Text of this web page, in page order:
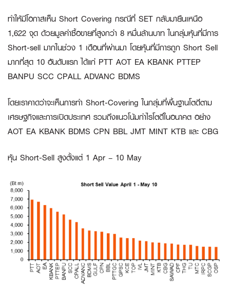
ทำให้มีโอกาสเห็น Short Covering กรณีที่ SET กลับมายืนเหนือ
1,622 จุด ด้วยมูลค่าซื้อขายที่สูงกว่า 8 หมื่นล้านบาท ในกลุ่มหุ้นที่มีการ
Short-sell มากในช่วง 1 เดือนที่ผ่านมา โดยหุ้นที่มีการถูก Short Sell
มากที่สุด 10 อันดับแรก ได้แก่ PTT AOT EA KBANK PTTEP
BANPU SCC CPALL ADVANC BDMS
โดยเราคาดว่าจะเห็นการทำ Short-Covering ในกลุ่มที่พื้นฐานโตดีตาม
เศรษฐกิจและการเปิดประเทศ รวมถึงแนวโน้มกำไรโตดีในอนาคต อย่าง
AOT EA KBANK BDMS CPN BBL JMT MINT KTB และ CBG
หุ้น Short-Sell สูงตั้งแต่ 1 Apr – 10 May